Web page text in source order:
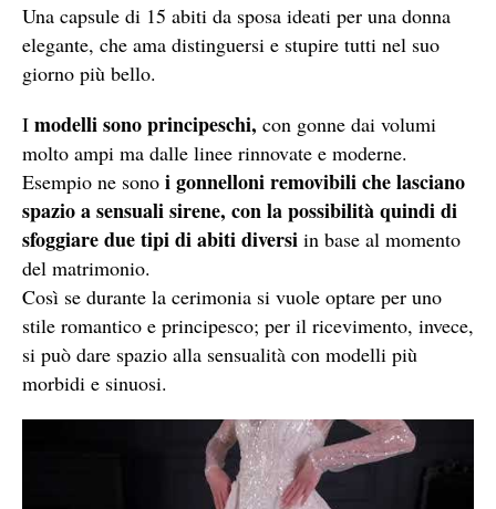
Una capsule di 15 abiti da sposa ideati per una donna
elegante, che ama distinguersi e stupire tutti nel suo
giorno più bello.
I modelli sono principeschi, con gonne dai volumi
molto ampi ma dalle linee rinnovate e moderne.
Esempio ne sono i gonnelloni removibili che lasciano
spazio a sensuali sirene, con la possibilità quindi di
sfoggiare due tipi di abiti diversi in base al momento
del matrimonio.
Così se durante la cerimonia si vuole optare per uno
stile romantico e principesco; per il ricevimento, invece,
si può dare spazio alla sensualità con modelli più
morbidi e sinuosi.